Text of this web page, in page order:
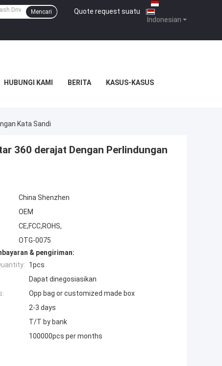
Indonesian
Quote request suatu |
Mencari
HUBUNGI KAMI BERITA KASUS-KASUS
Kata Sandi
360 derajat Dengan Perlindungan
China Shenzhen
OEM
CE,FCC,ROHS,
OTG-0075
& pengiriman:
1pcs
Dapat dinegosiasikan
Opp bag or customized made box
2-3 days
T/T by bank
100000pcs per months